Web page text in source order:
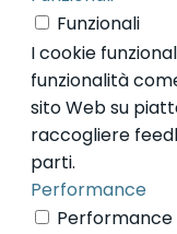
Funzionali
I cookie
funzionalità
sito Web su
raccogliere
parti.
Performance
Performance